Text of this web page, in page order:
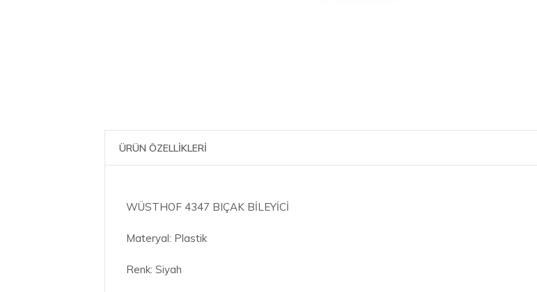
ÜRÜN ÖZELLİKLERİ
WÜSTHOF 4347 BIÇAK BİLEYİCİ
Materyal: Plastik
Renk: Siyah